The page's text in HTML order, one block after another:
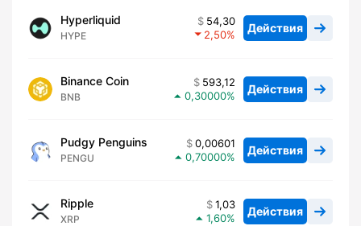
Hyperliquid
HYPE
54,30
2,50
Действия
Binance Coin
BNB
593,12
0,30000
Действия
Pudgy Penguins
PENGU
0,00601
0,70000
Действия
Ripple
XRP
1,03
1,60
Действия